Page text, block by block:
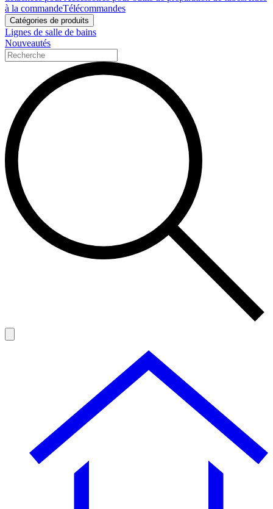
à la commandeTélécommandes
Catégories de produits
Lignes de salle de bains
Nouveautés